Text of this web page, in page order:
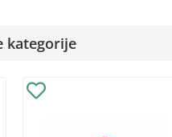
kategorije